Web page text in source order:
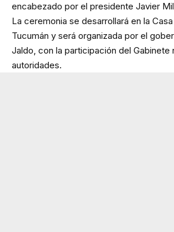
encabezado por el presidente Javier
La ceremonia se desarrollará en la
Tucumán y será organizada por el
Jaldo, con la participación del Gabinete
autoridades.